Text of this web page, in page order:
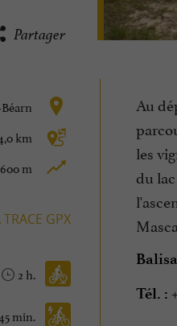
Partager
km
600 m
GPX
Vtt :
2 h.
électrique :
min.
Au
les
du
Tél. :